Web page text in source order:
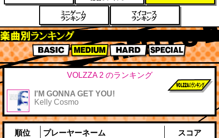
楽曲別スコアランキング
BASIC MEDIUM HARD SPECIAL
VOLZZA 2 のランキング
I'M GONNA GET YOU!
Kelly Cosmo
順位 プレーヤーネーム スコア